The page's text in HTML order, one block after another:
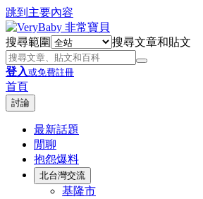
跳到主要內容
搜尋範圍 搜尋文章和貼文
登入或免費註冊
首頁
討論
最新話題
閒聊
抱怨爆料
北台灣交流
基隆市